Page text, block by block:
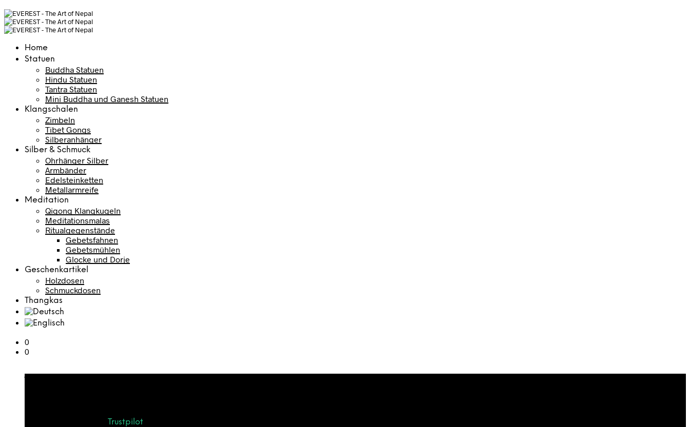
Home
Statuen
Buddha Statuen
Hindu Statuen
Tantra Statuen
Mini Buddha und Ganesh Statuen
Klangschalen
Zimbeln
Tibet Gongs
Silberanhänger
Silber & Schmuck
Ohrhänger Silber
Armbänder
Edelsteinketten
Metallarmreife
Meditation
Qigong Klangkugeln
Meditationsmalas
Ritualgegenstände
Gebetsfahnen
Gebetsmühlen
Glocke und Dorje
Geschenkartikel
Holzdosen
Schmuckdosen
Thangkas
0
0
Trustpilot